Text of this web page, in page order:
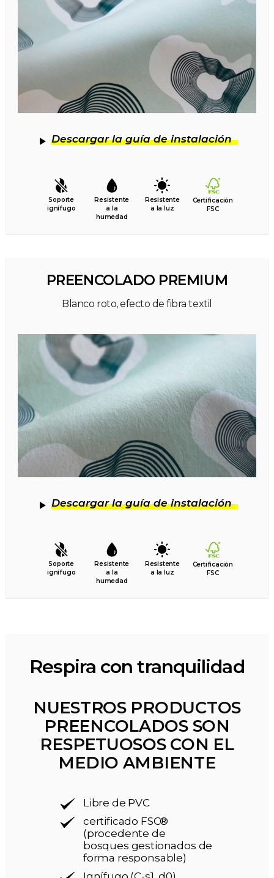
Descargar la guía de instalación
Soporte
ignífugo
Resistente
a la
humedad
Resistente
a la luz
Certificación
FSC
PREENCOLADO PREMIUM
Blanco roto, efecto de fibra textil
Descargar la guía de instalación
Soporte
ignífugo
Resistente
a la
humedad
Resistente
a la luz
Certificación
FSC
Respira con tranquilidad
NUESTROS PRODUCTOS
PREENCOLADOS SON
RESPETUOSOS CON EL
MEDIO AMBIENTE
Libre de PVC
certificado FSC®
(procedente de
bosques gestionados de
forma responsable)